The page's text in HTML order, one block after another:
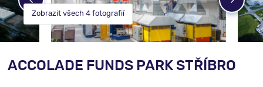
Zobrazit všech 4 fotografií
ACCOLADE FUNDS PARK STŘÍBRO